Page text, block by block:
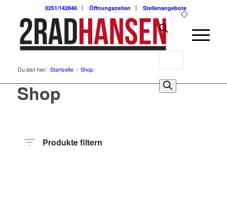
0251/142846 Öffnungszeiten Stellenangebote
0
Du bist hier: Startseite / Shop
Shop
Produkte filtern